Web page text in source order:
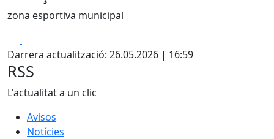
zona esportiva municipal
Darrera actualització: 26.05.2026 | 16:59
RSS
L'actualitat a un clic
Avisos
Notícies